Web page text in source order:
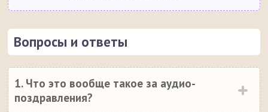
Вопросы и ответы
1. Что это вообще такое за аудио-
поздравления?